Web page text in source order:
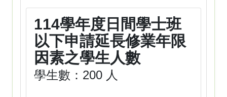
114學年度日間學士班
以下申請延長修業年限
因素之學生人數
學生數：200 人